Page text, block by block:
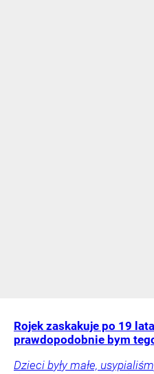
Rojek zaskakuje po 19
prawdopodobnie bym
Dzieci były małe,